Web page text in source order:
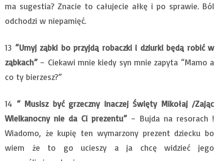
ma sugestia? Znacie to całujecie ałkę i po sprawie. Ból
odchodzi w niepamięć.
13 “Umyj ząbki bo przyjdą robaczki i dziurki będą robić w
ząbkach” – Ciekawi mnie kiedy syn mnie zapyta “Mamo a
co ty bierzesz?”
14 ” Musisz być grzeczny inaczej Święty Mikołaj /Zając
Wielkanocny nie da Ci prezentu” – Bujda na resorach !
Wiadomo, że kupię ten wymarzony prezent dziecku bo
wiem że to go ucieszy a ja chcę widzieć jego